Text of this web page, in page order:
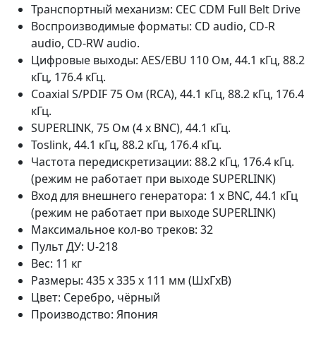
Транспортный механизм: CEC CDM Full Belt Drive
Воспроизводимые форматы: CD audio, CD-R
audio, CD-RW audio.
Цифровые выходы: AES/EBU 110 Ом, 44.1 кГц, 88.2
кГц, 176.4 кГц.
Coaxial S/PDIF 75 Oм (RCA), 44.1 кГц, 88.2 кГц, 176.4
кГц.
SUPERLINK, 75 Ом (4 х BNC), 44.1 кГц.
Toslink, 44.1 кГц, 88.2 кГц, 176.4 кГц.
Частота передискретизации: 88.2 кГц, 176.4 кГц.
(режим не работает при выходе SUPERLINK)
Вход для внешнего генератора: 1 х BNC, 44.1 кГц
(режим не работает при выходе SUPERLINK)
Максимальное кол-во треков: 32
Пульт ДУ: U-218
Вес: 11 кг
Размеры: 435 х 335 х 111 мм (ШхГхВ)
Цвет: Серебро, чёрный
Производство: Япония